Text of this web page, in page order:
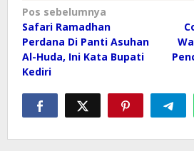
Navigasi
pos
Pos sebelumnya
Safari Ramadhan
Perdana Di Panti Asuhan
Al-Huda, Ini Kata Bupati
Kediri